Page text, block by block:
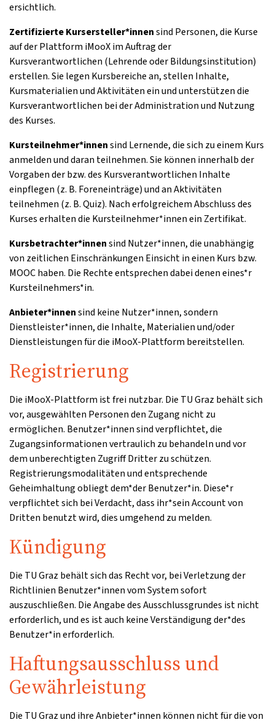
ersichtlich.
Zertifizierte Kursersteller*innensind Personen, die Kurse
auf der Plattform iMooX im Auftrag der
Kursverantwortlichen (Lehrende oder Bildungsinstitution)
erstellen. Sie legen Kursbereiche an, stellen Inhalte,
Kursmaterialien und Aktivitäten ein und unterstützen die
Kursverantwortlichen bei der Administration und Nutzung
des Kurses.
Kursteilnehmer*innensind Lernende, die sich zu einem Kurs
anmelden und daran teilnehmen. Sie können innerhalb der
Vorgaben der bzw. des Kursverantwortlichen Inhalte
einpflegen (z. B. Foreneinträge) und an Aktivitäten
teilnehmen (z. B. Quiz). Nach erfolgreichem Abschluss des
Kurses erhalten die Kursteilnehmer*innen ein Zertifikat.
Kursbetrachter*innensind Nutzer*innen, die unabhängig
von zeitlichen Einschränkungen Einsicht in einen Kurs bzw.
MOOC haben. Die Rechte entsprechen dabei denen eines*r
Kursteilnehmers*in.
Anbieter*innensind keine Nutzer*innen, sondern
Dienstleister*innen, die Inhalte, Materialien und/oder
Dienstleistungen für die iMooX-Plattform bereitstellen.
Registrierung
Die iMooX-Plattform ist frei nutzbar. Die TU Graz behält sich
vor, ausgewählten Personen den Zugang nicht zu
ermöglichen. Benutzer*innen sind verpflichtet, die
Zugangsinformationen vertraulich zu behandeln und vor
dem unberechtigten Zugriff Dritter zu schützen.
Registrierungsmodalitäten und entsprechende
Geheimhaltung obliegt dem*der Benutzer*in. Diese*r
verpflichtet sich bei Verdacht, dass ihr*sein Account von
Dritten benutzt wird, dies umgehend zu melden.
Kündigung
Die TU Graz behält sich das Recht vor, bei Verletzung der
Richtlinien Benutzer*innen vom System sofort
auszuschließen. Die Angabe des Ausschlussgrundes ist nicht
erforderlich, und es ist auch keine Verständigung der*des
Benutzer*in erforderlich.
Haftungsausschluss und
Gewährleistung
Die TU Graz und ihre Anbieter*innen können nicht für die von